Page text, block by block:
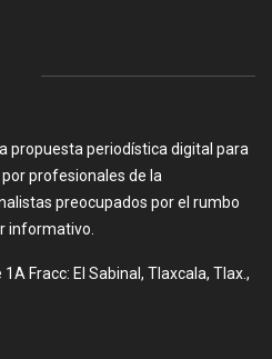
propuesta periodística digital para
profesionales de la
preocupados por el rumbo
informativo.
Fracc: El Sabinal, Tlaxcala, Tlax.,